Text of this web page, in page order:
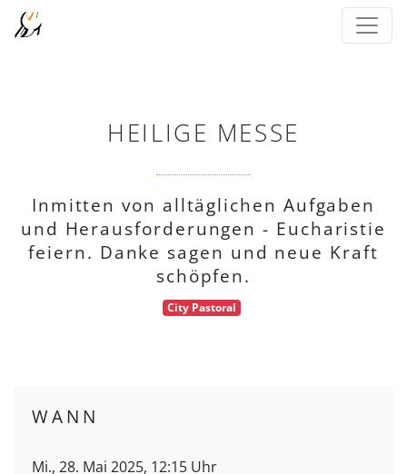
HEILIGE MESSE
Inmitten von alltäglichen Aufgaben
und Herausforderungen - Eucharistie
feiern. Danke sagen und neue Kraft
schöpfen.
City Pastoral
WANN
Mi., 28. Mai 2025, 12:15 Uhr